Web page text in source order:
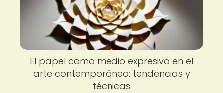
El papel como medio expresivo en el
arte contemporáneo: tendencias y
técnicas